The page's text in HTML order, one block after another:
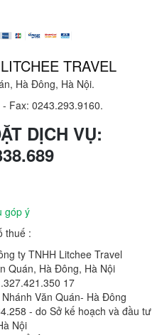
TRAVEL
Hà Đông, Hà Nội.
- Fax: 0243.293.9160.
DỊCH VỤ:
góp ý
thuế :
ty TNHH Litchee Travel
Quán, Hà Đông, Hà Nội
17
Văn Quán- Hà Đông
- do Sở kế hoạch và đầu tư
Nội